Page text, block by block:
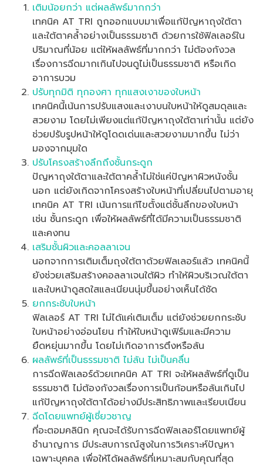
เติมน้อยกว่า แต่ผลลัพธ์มากกว่า
เทคนิค AT TRI ถูกออกแบบมาเพื่อแก้ปัญหาถุงใต้ตา
และใต้ตาคล้ำอย่างเป็นธรรมชาติ ด้วยการใช้ฟิลเลอร์ใน
ปริมาณที่น้อย แต่ให้ผลลัพธ์ที่มากกว่า ไม่ต้องกังวล
เรื่องการฉีดมากเกินไปจนดูไม่เป็นธรรมชาติ หรือเกิด
อาการบวม
ปรับทุกมิติ ทุกองศา ทุกแสงเงาของใบหน้า
เทคนิคนี้เน้นการปรับแสงและเงาบนใบหน้าให้ดูสมดุลและ
สวยงาม โดยไม่เพียงแต่แก้ปัญหาถุงใต้ตาเท่านั้น แต่ยัง
ช่วยปรับรูปหน้าให้ดูโดดเด่นและสวยงามมากขึ้น ไม่ว่า
มองจากมุมใด
ปรับโครงสร้างลึกถึงชั้นกระดูก
ปัญหาถุงใต้ตาและใต้ตาคล้ำไม่ใช่แค่ปัญหาผิวหนังชั้น
นอก แต่ยังเกิดจากโครงสร้างใบหน้าที่เปลี่ยนไปตามอายุ
เทคนิค AT TRI เน้นการแก้ไขตั้งแต่ชั้นลึกของใบหน้า
เช่น ชั้นกระดูก เพื่อให้ผลลัพธ์ที่ได้มีความเป็นธรรมชาติ
และคงทน
เสริมชั้นผิวและคอลลาเจน
นอกจากการเติมเต็มถุงใต้ตาด้วยฟิลเลอร์แล้ว เทคนิคนี้
ยังช่วยเสริมสร้างคอลลาเจนใต้ผิว ทำให้ผิวบริเวณใต้ตา
และใบหน้าดูสดใสและเนียนนุ่มขึ้นอย่างเห็นได้ชัด
ยกกระชับใบหน้า
ฟิลเลอร์ AT TRI ไม่ได้แค่เติมเต็ม แต่ยังช่วยยกกระชับ
ใบหน้าอย่างอ่อนโยน ทำให้ใบหน้าดูเฟิร์มและมีความ
ยืดหยุ่นมากขึ้น โดยไม่เกิดอาการตึงหรือล้น
ผลลัพธ์ที่เป็นธรรมชาติ ไม่ล้น ไม่เป็นคลื่น
การฉีดฟิลเลอร์ด้วยเทคนิค AT TRI จะให้ผลลัพธ์ที่ดูเป็น
ธรรมชาติ ไม่ต้องกังวลเรื่องการเป็นก้อนหรือล้นเกินไป
แก้ปัญหาถุงใต้ตาได้อย่างมีประสิทธิภาพและเรียบเนียน
ฉีดโดยแพทย์ผู้เชี่ยวชาญ
ที่อะตอมคลินิก คุณจะได้รับการฉีดฟิลเลอร์โดยแพทย์ผู้
ชำนาญการ มีประสบการณ์สูงในการวิเคราะห์ปัญหา
เฉพาะบุคคล เพื่อให้ได้ผลลัพธ์ที่เหมาะสมกับคุณที่สุด